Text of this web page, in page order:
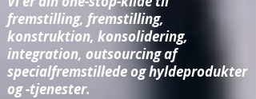
fremstilling, fremstilling,
konstruktion, konsolidering,
integration, outsourcing af
specialfremstillede og hyldeprodukter
og -tjenester.